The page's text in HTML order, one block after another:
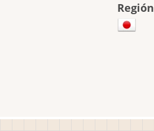
Región